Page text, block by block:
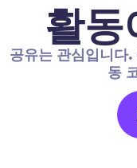
활동
공유는 관심입니
동